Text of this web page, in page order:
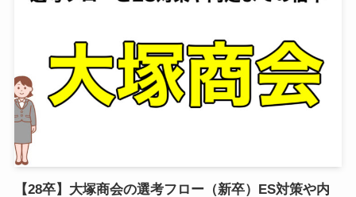
【28卒】大塚商会の選考フロー（新卒）ES対策や内